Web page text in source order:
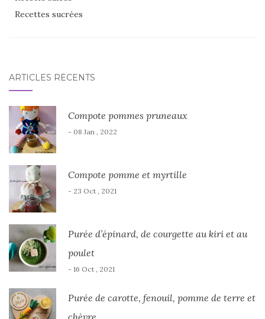
Recettes sucrées
ARTICLES RÉCENTS
Compote pommes pruneaux
- 08 Jan , 2022
Compote pomme et myrtille
- 23 Oct , 2021
Purée d’épinard, de courgette au kiri et au
poulet
- 16 Oct , 2021
Purée de carotte, fenouil, pomme de terre et
chèvre